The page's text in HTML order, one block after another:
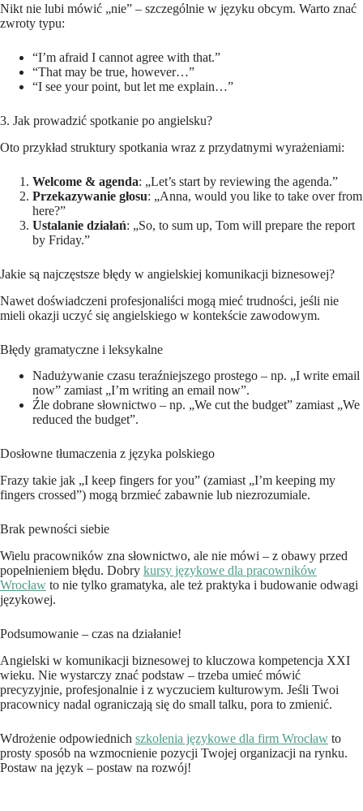
Nikt nie lubi mówić „nie” – szczególnie w języku obcym. Warto znać
zwroty typu:
“I’m afraid I cannot agree with that.”
“That may be true, however…”
“I see your point, but let me explain…”
3. Jak prowadzić spotkanie po angielsku?
Oto przykład struktury spotkania wraz z przydatnymi wyrażeniami:
Welcome & agenda: „Let’s start by reviewing the agenda.”
Przekazywanie głosu: „Anna, would you like to take over from
here?”
Ustalanie działań: „So, to sum up, Tom will prepare the report
by Friday.”
Jakie są najczęstsze błędy w angielskiej komunikacji biznesowej?
Nawet doświadczeni profesjonaliści mogą mieć trudności, jeśli nie
mieli okazji uczyć się angielskiego w kontekście zawodowym.
Błędy gramatyczne i leksykalne
Nadużywanie czasu teraźniejszego prostego – np. „I write email
now” zamiast „I’m writing an email now”.
Źle dobrane słownictwo – np. „We cut the budget” zamiast „We
reduced the budget”.
Dosłowne tłumaczenia z języka polskiego
Frazy takie jak „I keep fingers for you” (zamiast „I’m keeping my
fingers crossed”) mogą brzmieć zabawnie lub niezrozumiale.
Brak pewności siebie
Wielu pracowników zna słownictwo, ale nie mówi – z obawy przed
popełnieniem błędu. Dobry kursy językowe dla pracowników
Wrocław to nie tylko gramatyka, ale też praktyka i budowanie odwagi
językowej.
Podsumowanie – czas na działanie!
Angielski w komunikacji biznesowej to kluczowa kompetencja XXI
wieku. Nie wystarczy znać podstaw – trzeba umieć mówić
precyzyjnie, profesjonalnie i z wyczuciem kulturowym. Jeśli Twoi
pracownicy nadal ograniczają się do small talku, pora to zmienić.
Wdrożenie odpowiednich szkolenia językowe dla firm Wrocław to
prosty sposób na wzmocnienie pozycji Twojej organizacji na rynku.
Postaw na język – postaw na rozwój!